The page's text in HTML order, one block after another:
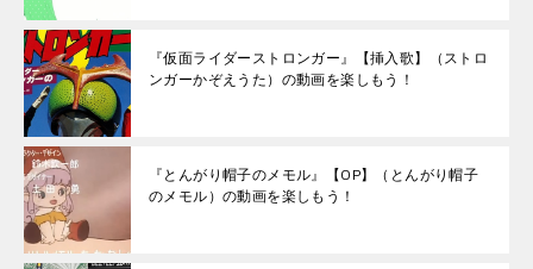
『仮面ライダーストロンガー』【挿入歌】（ストロ
ンガーかぞえうた）の動画を楽しもう！
『とんがり帽子のメモル』【OP】（とんがり帽子
のメモル）の動画を楽しもう！